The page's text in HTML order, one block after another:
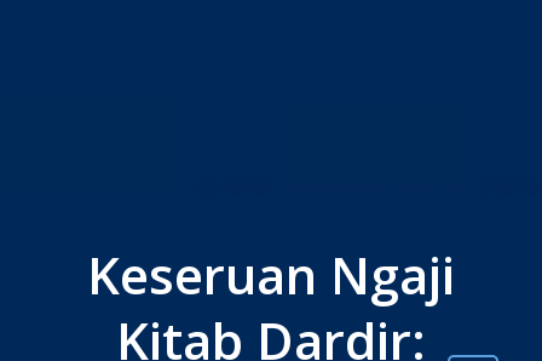
Keseruan Ngaji
Kitab Dardir: